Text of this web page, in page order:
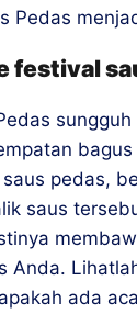
Pedas
festival
pedas,
saus
Anda.
ada